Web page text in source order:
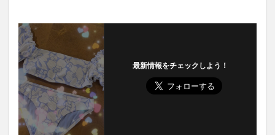
最新情報をチェックしよう！